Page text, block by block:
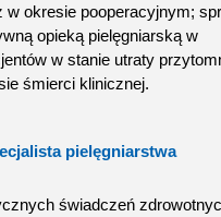
w okresie pooperacyjnym;
opieką pielęgniarską w
w stanie utraty
śmierci klinicznej.
pielęgniarstwa
świadczeń